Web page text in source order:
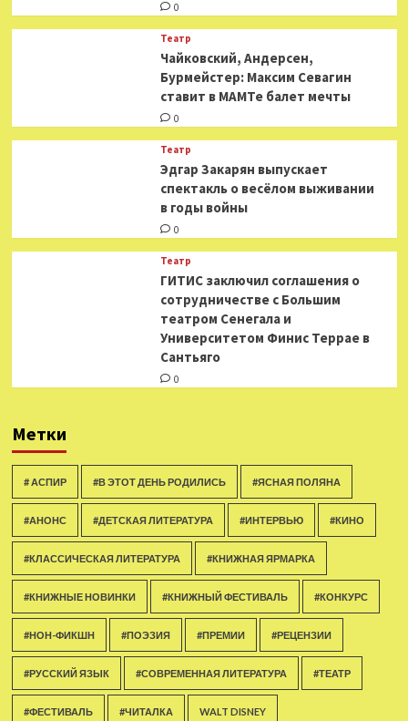
0
Театр
​​Чайковский, Андерсен,
Бурмейстер: Максим Севагин
ставит в МАМТе балет мечты
0
Театр
Эдгар Закарян выпускает
спектакль о весёлом выживании
в годы войны
0
Театр
ГИТИС заключил соглашения о
сотрудничестве с Большим
театром Сенегала и
Университетом Финис Террае в
Сантьяго
0
Метки
# АСПИР #В ЭТОТ ДЕНЬ РОДИЛИСЬ #ЯСНАЯ ПОЛЯНА
#АНОНС #ДЕТСКАЯ ЛИТЕРАТУРА #ИНТЕРВЬЮ #КИНО
#КЛАССИЧЕСКАЯ ЛИТЕРАТУРА #КНИЖНАЯ ЯРМАРКА
#КНИЖНЫЕ НОВИНКИ #КНИЖНЫЙ ФЕСТИВАЛЬ #КОНКУРС
#НОН-ФИКШН #ПОЭЗИЯ #ПРЕМИИ #РЕЦЕНЗИИ
#РУССКИЙ ЯЗЫК #СОВРЕМЕННАЯ ЛИТЕРАТУРА #ТЕАТР
#ФЕСТИВАЛЬ #ЧИТАЛКА WALT DISNEY